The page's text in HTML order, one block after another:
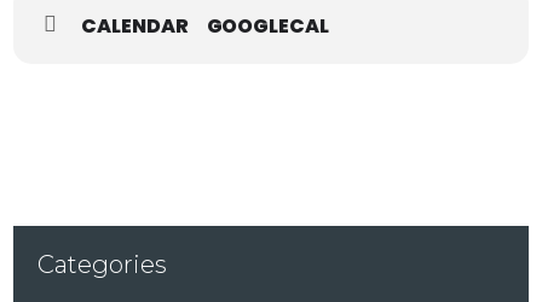
CALENDAR GOOGLECAL
Categories